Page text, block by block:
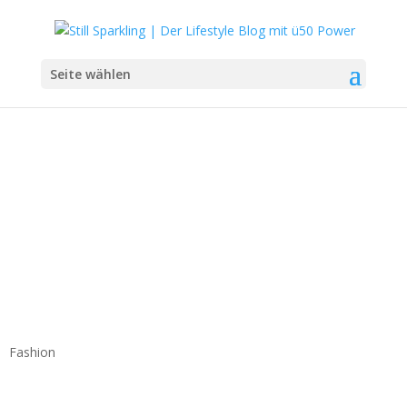
Seite wählen
Fashion